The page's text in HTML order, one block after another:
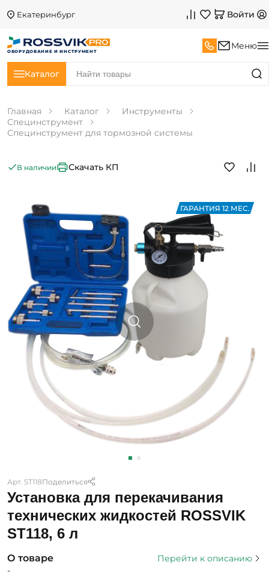
Екатеринбург Войти
ОБОРУДОВАНИЕ И ИНСТРУМЕНТ
Меню
Каталог
Главная Каталог
Инструменты
Специнструмент
Специнструмент для тормозной системы
ГАРАНТИЯ 12 МЕС.
Арт. ST118Поделиться
Установка для перекачивания
технических жидкостей ROSSVIK
ST118, 6 л
В наличии Скачать КП
О товаре
Перейти к описанию
-